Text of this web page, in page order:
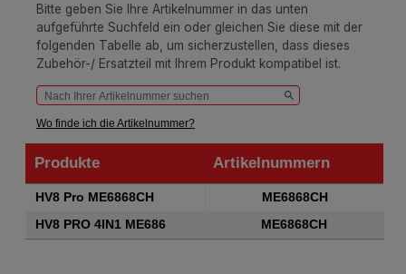
Bitte geben Sie Ihre Artikelnummer in das unten
aufgeführte Suchfeld ein oder gleichen Sie diese mit der
folgenden Tabelle ab, um sicherzustellen, dass dieses
Zubehör-/ Ersatzteil mit Ihrem Produkt kompatibel ist.
Wo finde ich die Artikelnummer?
Produkte
Artikelnummern
Produkte
Artikelnummern
HV8 Pro ME6868CH
ME6868CH
HV8 PRO 4IN1 ME686
ME6868CH